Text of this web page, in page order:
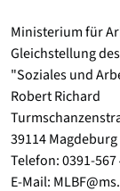
Ministerium für
Gleichstellung
"Soziales und
Robert Richard
39114 Magdeburg
Telefon: 0391-567
E-Mail: